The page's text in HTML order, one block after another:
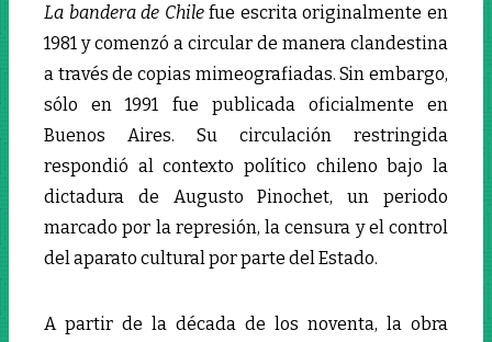
La bandera de Chilefue escrita originalmente en
1981 y comenzó a circular de manera clandestina
a través de copias mimeografiadas. Sin embargo,
sólo en 1991 fue publicada oficialmente en
Buenos Aires. Su circulación restringida
respondió al contexto político chileno bajo la
dictadura de Augusto Pinochet, un periodo
marcado por la represión, la censura y el control
del aparato cultural por parte del Estado.
A partir de la década de los noventa, la obra